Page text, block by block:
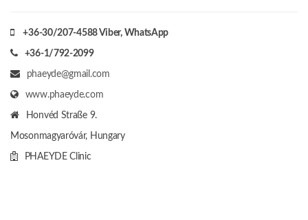
+36-30/207-4588Viber, WhatsApp
+36-1/792-2099
phaeyde@gmail.com
www.phaeyde.com
Honvéd Straße 9.
Mosonmagyaróvár, Hungary
PHAEYDE Clinic